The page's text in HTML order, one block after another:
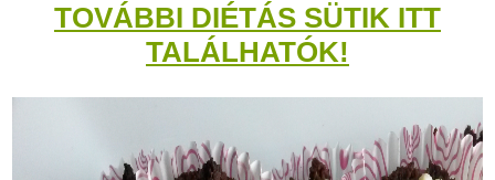
TOVÁBBI DIÉTÁS SÜTIK ITT
TALÁLHATÓK!